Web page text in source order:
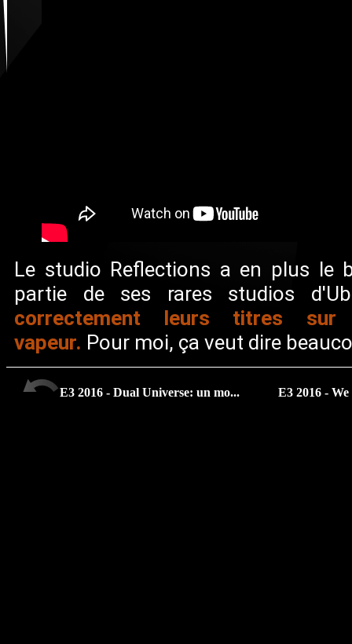
Le studio Reflections a en plus le
partie de ses rares studios
correctement leurs titres
vapeur. Pour moi, ça veut dire
E3 2016 - Dual Universe: un mo... E3 2016 -